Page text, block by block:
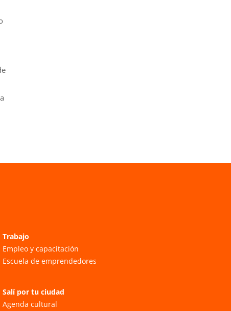
Trabajo
Empleo y capacitación
Escuela de emprendedores
Salí por tu ciudad
Agenda cultural